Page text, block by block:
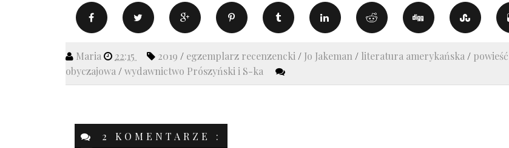
Maria 22:15 2019 / egzemplarz recenzencki / Jo Jakeman / literatura amerykańska / powieść
obyczajowa /wydawnictwo Prószyński i S-ka
2 KOMENTARZE :